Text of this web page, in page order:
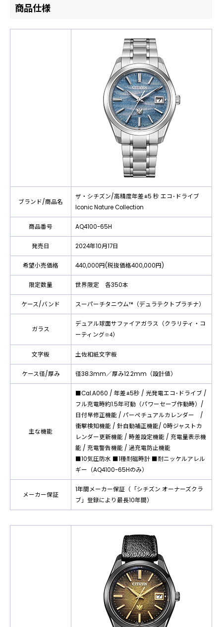
商品仕様
ブランド/商品名
ザ・シチズン/⾼精度年差±5 秒 エコ･ドライブ
Iconic Nature Collection
商品番号 AQ4100-65H
発売日 2024年10月17日
希望小売価格 440,000円(税抜価格400,000円)
限定数量 世界限定 各350本
ケース/バンド スーパーチタニウム™（デュラテクトプラチナ）
ガラス
デュアル球面サファイアガラス（クラリティ・コ
ーティング※4）
文字板 土佐和紙文字板
ケース径/厚み 径38.3mm／厚み12.2mm（設計値）
主な機能
■Cal.A060 / 年差±5秒 / 光発電エコ･ドライブ /
フル充電時約1.5年可動（パワーセーブ作動時）/
日付早修正機能 / パーペチュアルカレンダー /
衝撃検知機能 / 針自動補正機能/ 0時ジャストカ
レンダー更新機能 / 時差設定機能 / 充電量表示機
能 / 充電警告機能 / 過充電防止機能
■10気圧防水 ■1種耐磁時計 ■耐ニッケルアレル
ギー（AQ4100-65Hのみ）
メーカー保証
1年間メーカー保証（「シチズン オーナーズクラ
ブ」登録により最⻑10年間）